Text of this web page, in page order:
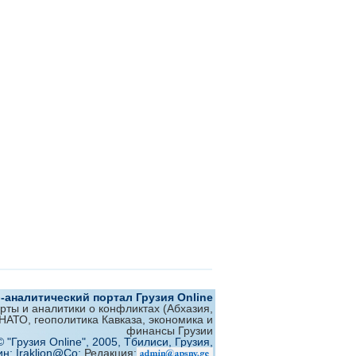
портал Грузия Online
и аналитики о конфликтах (Абхазия,
геополитика Кавказа, экономика и
финансы Грузии
"Грузия Online", 2005, Тбилиси, Грузия,
Iraklion@Co; Редакция: